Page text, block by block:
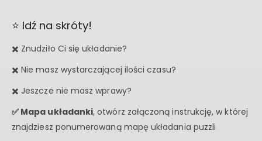
⭐ Idź na skróty!
✖️ Znudziło Ci się układanie?
✖️ Nie masz wystarczającej ilości czasu?
✖️ Jeszcze nie masz wprawy?
✅ Mapa układanki, otwórz załączoną instrukcję, w której
znajdziesz ponumerowaną mapę układania puzzli